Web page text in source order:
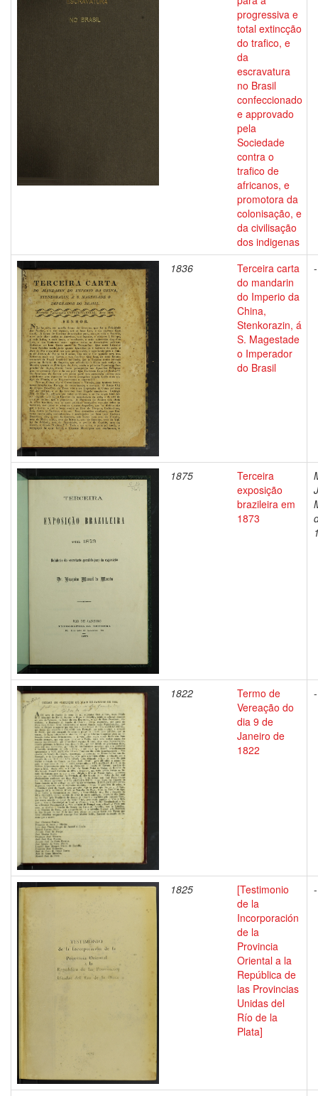
progressiva e
total extincção
do trafico, e
da
escravatura
no Brasil
confeccionado
e approvado
pela
Sociedade
contra o
trafico de
africanos, e
promotora da
colonisação, e
da civilisação
dos indigenas
1836
Terceira carta
do mandarin
do Imperio da
China,
Stenkorazin, á
S. Magestade
o Imperador
do Brasil
-
1875
Terceira
exposição
brazileira em
1873
1822
Termo de
Vereação do
dia 9 de
Janeiro de
1822
-
1825
[Testimonio
de la
Incorporación
de la
Provincia
Oriental a la
República de
las Provincias
Unidas del
Río de la
Plata]
-